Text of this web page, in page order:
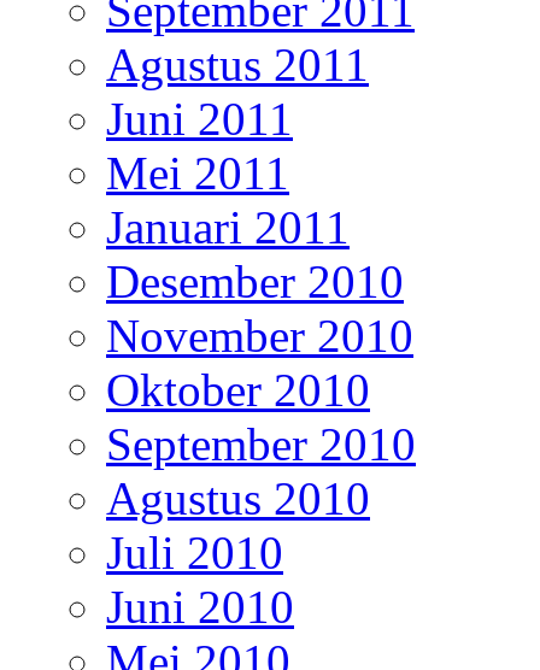
Agustus 2011
Juni 2011
Mei 2011
Januari 2011
Desember 2010
November 2010
Oktober 2010
September 2010
Agustus 2010
Juli 2010
Juni 2010